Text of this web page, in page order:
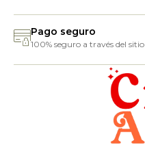
Pago seguro
100% seguro a través del sitio